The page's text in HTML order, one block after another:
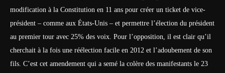
modification à la Constitution en 11 ans pour créer un ticket de vice-
président – comme aux États-Unis – et permettre l’élection du président
au premier tour avec 25% des voix. Pour l’opposition, il est clair qu’il
cherchait à la fois une réélection facile en 2012 et l’adoubement de son
fils. C’est cet amendement qui a semé la colère des manifestants le 23